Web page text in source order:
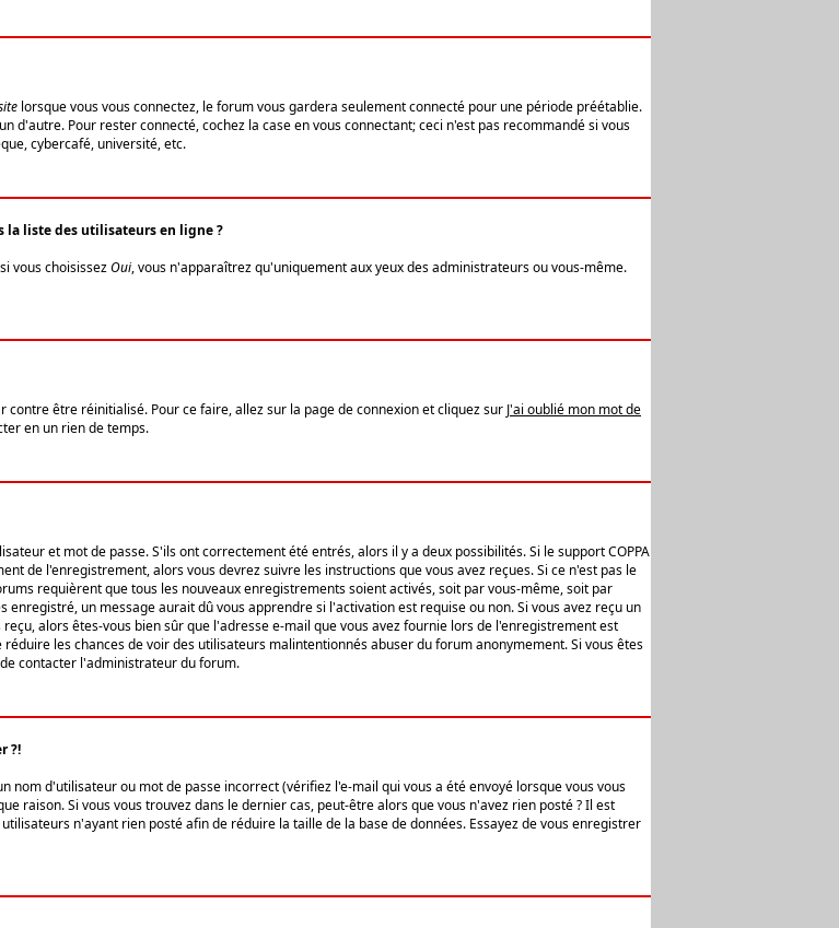
lorsque vous vous connectez, le forum vous gardera seulement connecté pour une période préétablie.
Pour rester connecté, cochez la case en vous connectant; ceci n'est pas recommandé si vous
cybercafé, université, etc.
la liste des utilisateurs en ligne ?
vous choisissezOui, vous n'apparaîtrez qu'uniquement aux yeux des administrateurs ou vous-même.
être réinitialisé. Pour ce faire, allez sur la page de connexion et cliquez sur J'ai oublié mon mot de
en un rien de temps.
et mot de passe. S'ils ont correctement été entrés, alors il y a deux possibilités. Si le support COPPA
de l'enregistrement, alors vous devrez suivre les instructions que vous avez reçues. Si ce n'est pas le
requièrent que tous les nouveaux enregistrements soient activés, soit par vous-même, soit par
un message aurait dû vous apprendre si l'activation est requise ou non. Si vous avez reçu un
alors êtes-vous bien sûr que l'adresse e-mail que vous avez fournie lors de l'enregistrement est
les chances de voir des utilisateurs malintentionnés abuser du forum anonymement. Si vous êtes
contacter l'administrateur du forum.
?!
nom d'utilisateur ou mot de passe incorrect (vérifiez l'e-mail qui vous a été envoyé lorsque vous vous
raison. Si vous vous trouvez dans le dernier cas, peut-être alors que vous n'avez rien posté ? Il est
n'ayant rien posté afin de réduire la taille de la base de données. Essayez de vous enregistrer